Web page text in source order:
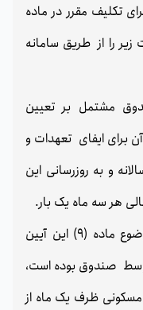
تکلیف مقرر در ماده
زیر را از طریق سامانه
مشتمل بر تعیین
برای ایفای تعهدات و
و به روزرسانی این
هر سه ماه یک بار.
2- اطلاعات مربوط به گزارش های موضوع ماده (9) این آیین
صندوق بوده است،
ظرف یک ماه از